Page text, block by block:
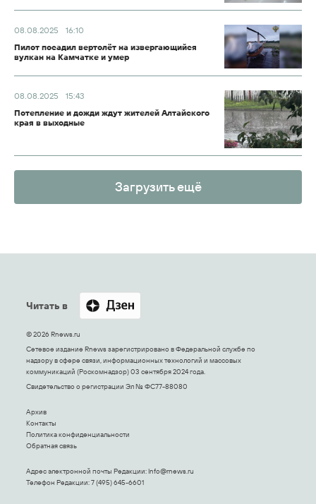
08.08.2025
16:10
Пилот посадил вертолёт на извергающийся
вулкан на Камчатке и умер
08.08.2025
15:43
Потепление и дожди ждут жителей Алтайского
края в выходные
Загрузить ещё
Читать в
© 2026 Rnews.ru
Сетевое издание Rnews зарегистрировано в Федеральной службе по
надзору в сфере связи, информационных технологий и массовых
коммуникаций (Роскомнадзор) 03 сентября 2024 года.
Свидетельство о регистрации Эл № ФС77-88080
Архив
Контакты
Политика конфиденциальности
Обратная связь
Адрес электронной почты Редакции:Info@rnews.ru
Телефон Редакции: 7 (495) 645-6601